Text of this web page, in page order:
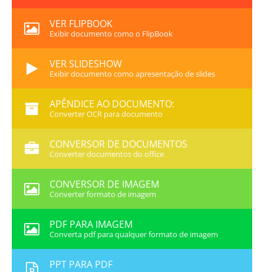
VER FLIPBOOK
Exibir documento como o FlipBook
VER SLIDESHOW
Exibir documento como apresentação de slides
APÊNDICE AO DOCUMENTO:
Converter OCR para documento
CONVERSOR DE DOCUMENTOS
Converter documentos do office
CONVERSOR DE IMAGEM
Converter formato de imagem
PDF PARA IMAGEM
Converta pdf para qualquer formato de imagem
PPT PARA PDF